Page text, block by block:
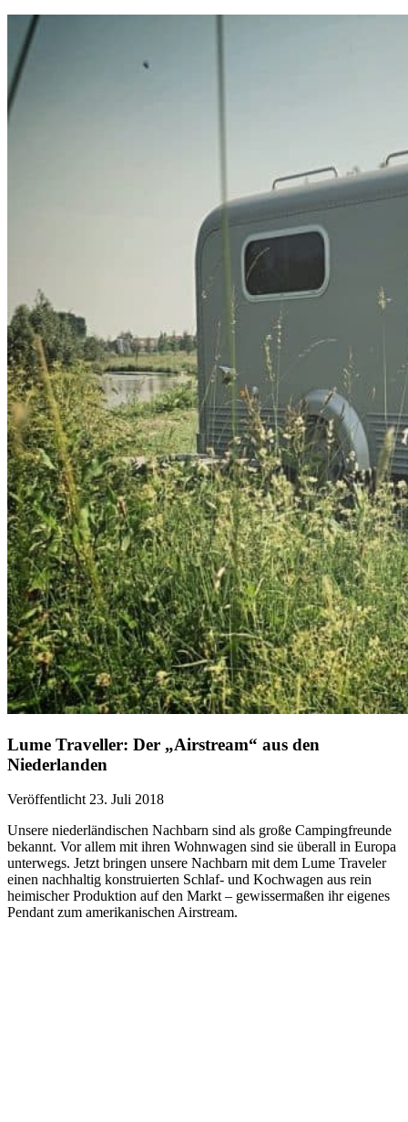
Lume Traveller: Der „Airstream“ aus den
Niederlanden
Veröffentlicht 23. Juli 2018
Unsere niederländischen Nachbarn sind als große Campingfreunde
bekannt. Vor allem mit ihren Wohnwagen sind sie überall in Europa
unterwegs. Jetzt bringen unsere Nachbarn mit dem Lume Traveler
einen nachhaltig konstruierten Schlaf- und Kochwagen aus rein
heimischer Produktion auf den Markt – gewissermaßen ihr eigenes
Pendant zum amerikanischen Airstream.